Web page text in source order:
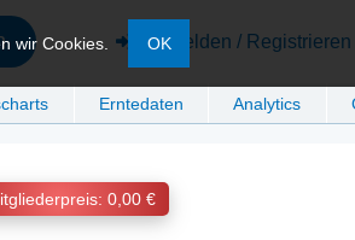
Anmelden / Registrieren
Erntedaten Analytics
wir Cookies. OK
0,00 €